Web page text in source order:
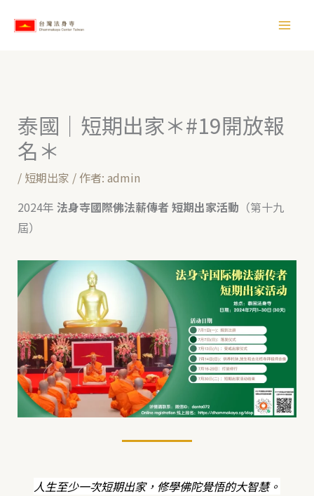
所
】
泰國｜短期出家＊#19開放報
名＊
/ 短期出家 / 作者: admin
2024年 法身寺國際佛法薪傳者 短期出家活動 （第十九
屆）
人生至少一次短期出家，修學佛陀覺悟的大智慧。